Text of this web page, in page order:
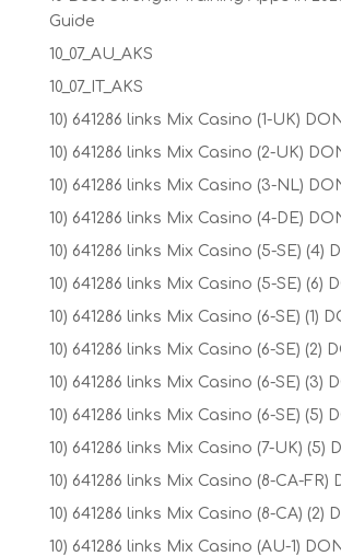
Guide
10_07_AU_AKS
10_07_IT_AKS
10) 641286 links Mix Casino (1-UK)
10) 641286 links Mix Casino (2-UK)
10) 641286 links Mix Casino (3-NL)
10) 641286 links Mix Casino (4-DE)
10) 641286 links Mix Casino (5-SE) (4)
10) 641286 links Mix Casino (5-SE) (6)
10) 641286 links Mix Casino (6-SE) (1)
10) 641286 links Mix Casino (6-SE) (2)
10) 641286 links Mix Casino (6-SE) (3)
10) 641286 links Mix Casino (6-SE) (5)
10) 641286 links Mix Casino (7-UK) (5)
10) 641286 links Mix Casino (8-CA-FR)
10) 641286 links Mix Casino (8-CA) (2)
10) 641286 links Mix Casino (AU-1)